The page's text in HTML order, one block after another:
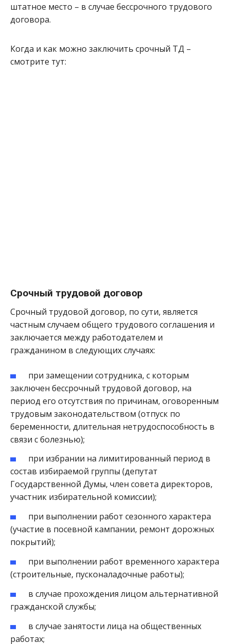
штатное место – в случае бессрочного трудового
договора.
Когда и как можно заключить срочный ТД –
смотрите тут:
Срочный трудовой договор
Срочный трудовой договор, по сути, является
частным случаем общего трудового соглашения и
заключается между работодателем и
гражданином в следующих случаях:
при замещении сотрудника, с которым
заключен бессрочный трудовой договор, на
период его отсутствия по причинам, оговоренным
трудовым законодательством (отпуск по
беременности, длительная нетрудоспособность в
связи с болезнью);
при избрании на лимитированный период в
состав избираемой группы (депутат
Государственной Думы, член совета директоров,
участник избирательной комиссии);
при выполнении работ сезонного характера
(участие в посевной кампании, ремонт дорожных
покрытий);
при выполнении работ временного характера
(строительные, пусконаладочные работы);
в случае прохождения лицом альтернативной
гражданской службы;
в случае занятости лица на общественных
работах;